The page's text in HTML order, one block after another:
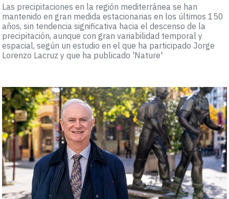
Las precipitaciones en la región mediterránea se han
mantenido en gran medida estacionarias en los últimos 150
años, sin tendencia significativa hacia el descenso de la
precipitación, aunque con gran variabilidad temporal y
espacial, según un estudio en el que ha participado Jorge
Lorenzo Lacruz y que ha publicado 'Nature'